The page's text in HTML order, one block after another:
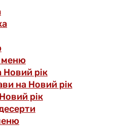
меню
Новий рік
на Новий рік
рік